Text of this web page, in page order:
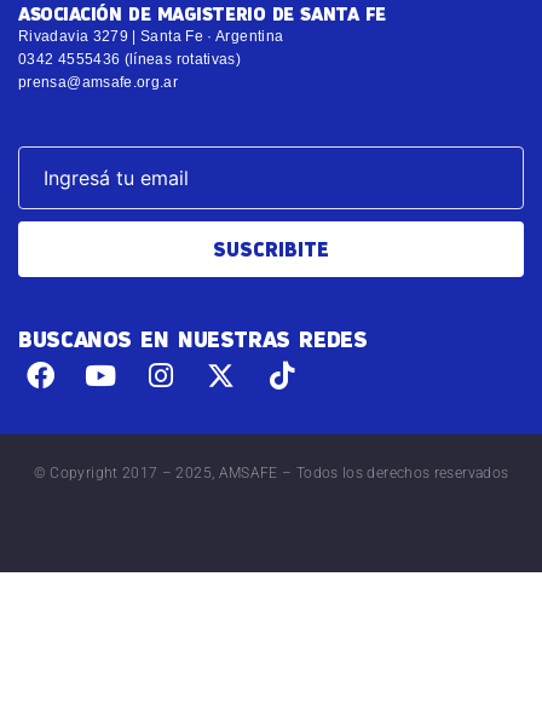
ASOCIACIÓN DE MAGISTERIO DE SANTA FE
Rivadavia 3279 | Santa Fe · Argentina
0342 4555436 (líneas rotativas)
prensa@amsafe.org.ar
SUSCRIBITE
BUSCANOS EN NUESTRAS REDES
© Copyright 2017 – 2025, AMSAFE – Todos los derechos reservados